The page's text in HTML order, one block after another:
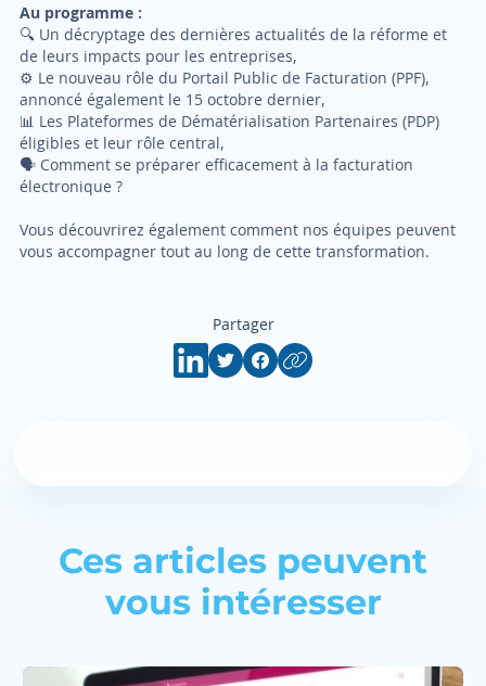
Au programme :
🔍 Un décryptage des dernières actualités de la réforme et
de leurs impacts pour les entreprises,
⚙️ Le nouveau rôle du Portail Public de Facturation (PPF),
annoncé également le 15 octobre dernier,
📊 Les Plateformes de Dématérialisation Partenaires (PDP)
éligibles et leur rôle central,
🗣 Comment se préparer efficacement à la facturation
électronique ?
Vous découvrirez également comment nos équipes peuvent
vous accompagner tout au long de cette transformation.
Partager
Ces articles peuvent
vous intéresser